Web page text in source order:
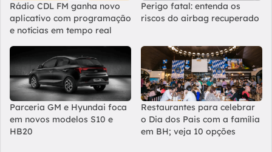
Rádio CDL FM ganha novo
aplicativo com programação
e notícias em tempo real
Perigo fatal: entenda os
riscos do airbag recuperado
Parceria GM e Hyundai foca
em novos modelos S10 e
HB20
Restaurantes para celebrar
o Dia dos Pais com a família
em BH; veja 10 opções